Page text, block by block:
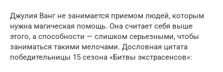
Джулия Ванг не занимается приемом людей, которым
нужна магическая помощь. Она считает себя выше
этого, а способности — слишком серьезными, чтобы
заниматься такими мелочами. Дословная цитата
победительницы 15 сезона «Битвы экстрасенсов»: